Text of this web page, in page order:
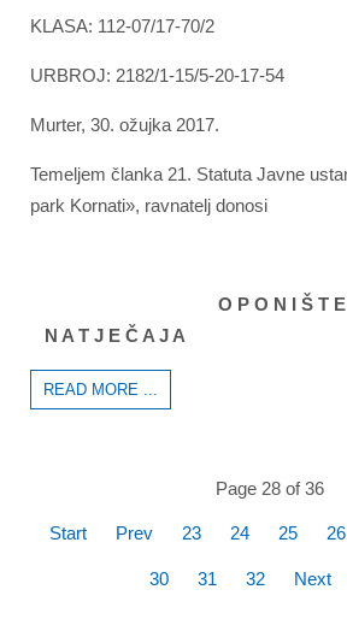
KLASA: 112-07/17-70/2
URBROJ: 2182/1-15/5-20-17-54
Murter, 30. ožujka 2017.
Temeljem članka 21. Statuta Javne
park Kornati», ravnatelj donosi
O D L U
O P O N I Š T E N J
N A T J E Č A J A
READ MORE ...
Page 28 of 36
Start Prev 23 24 25 26
30 31 32 Next